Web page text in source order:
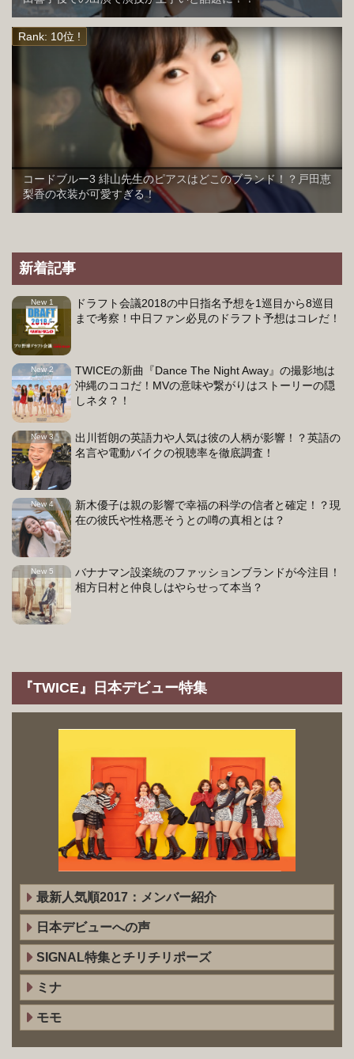
コードブルー3 緋山先生のピアスはどこのブランド！？戸田恵
梨香の衣装が可愛すぎる！
新着記事
ドラフト会議2018の中日指名予想を1巡目から8巡目
まで考察！中日ファン必見のドラフト予想はコレだ！
TWICEの新曲『Dance The Night Away』の撮影地は
沖縄のココだ！MVの意味や繋がりはストーリーの隠
しネタ？！
出川哲朗の英語力や人気は彼の人柄が影響！？英語の
名言や電動バイクの視聴率を徹底調査！
新木優子は親の影響で幸福の科学の信者と確定！？現
在の彼氏や性格悪そうとの噂の真相とは？
バナナマン設楽統のファッションブランドが今注目！
相方日村と仲良しはやらせって本当？
『TWICE』日本デビュー特集
最新人気順2017：メンバー紹介
日本デビューへの声
SIGNAL特集とチリチリポーズ
ミナ
モモ